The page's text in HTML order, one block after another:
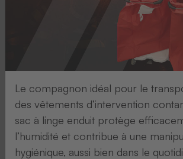
l'environnement
familiale
de
taille
moyenne
Le compagnon idéal pour le
des vêtements d’intervention
sac à linge enduit protège
l’humidité et contribue à une
hygiénique, aussi bien dans le